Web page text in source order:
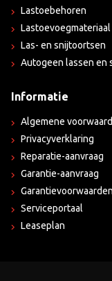
Lastoebehoren
Lastoevoegmateriaal
Las- en snijtoortsen
Autogeen lassen en
Informatie
Algemene
Privacyverklaring
Reparatie-aanvraag
Garantie-aanvraag
Garantievoorwaarden
Serviceportaal
Leaseplan